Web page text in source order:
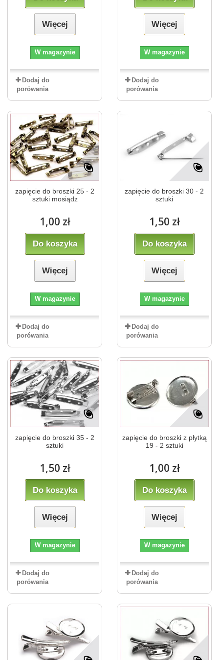
Więcej
W magazynie
Dodaj do
porówania
Więcej
W magazynie
Dodaj do
porówania
zapięcie do broszki 25 - 2
sztuki mosiądz
1,00 zł
Do koszyka
Więcej
W magazynie
Dodaj do
porówania
zapięcie do broszki 30 - 2
sztuki
1,50 zł
Do koszyka
Więcej
W magazynie
Dodaj do
porówania
zapięcie do broszki 35 - 2
sztuki
1,50 zł
Do koszyka
Więcej
W magazynie
Dodaj do
porówania
zapięcie do broszki z płytką
19 - 2 sztuki
1,00 zł
Do koszyka
Więcej
W magazynie
Dodaj do
porówania